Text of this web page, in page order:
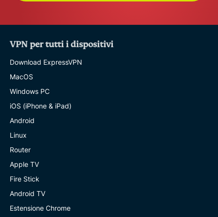
VPN per tutti i dispositivi
Download ExpressVPN
MacOS
Windows PC
iOS (iPhone & iPad)
Android
Linux
Router
Apple TV
Fire Stick
Android TV
Estensione Chrome